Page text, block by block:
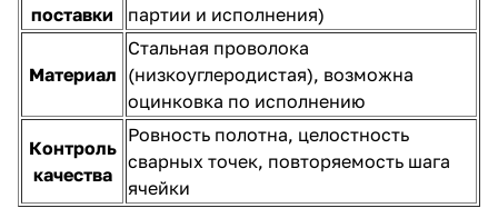
поставки
партии и исполнения)
Материал
Стальная проволока
(низкоуглеродистая), возможна
оцинковка по исполнению
Контроль
качества
Ровность полотна, целостность
сварных точек, повторяемость шага
ячейки